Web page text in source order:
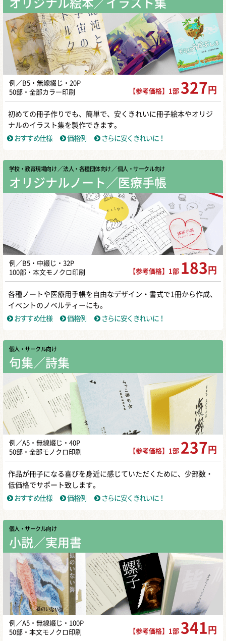
オリジナル絵本／イラスト集
例／B5・無線綴じ・20P
50部・全部カラー印刷
【参考価格】1部 327 円
初めての冊子作りでも、簡単で、安くきれいに冊子絵本やオリジ
ナルのイラスト集を製作できます。
おすすめ仕様
価格例 さらに安くきれいに！
学校・教育現場向け ／ 法人・各種団体向け ／ 個人・サークル向け
オリジナルノート／医療手帳
例／B5・中綴じ・32P
100部・本文モノクロ印刷
【参考価格】1部 183 円
各種ノートや医療用手帳を自由なデザイン・書式で1冊から作成、
イベントのノベルティーにも。
おすすめ仕様
価格例 さらに安くきれいに！
個人・サークル向け
句集／詩集
例／A5・無線綴じ・40P
50部・全部モノクロ印刷
【参考価格】1部 237 円
作品が冊子になる喜びを身近に感じていただくために、少部数・
低価格でサポート致します。
おすすめ仕様
価格例 さらに安くきれいに！
個人・サークル向け
小説／実用書
例／A5・無線綴じ・100P
50部・本文モノクロ印刷
【参考価格】1部 341 円